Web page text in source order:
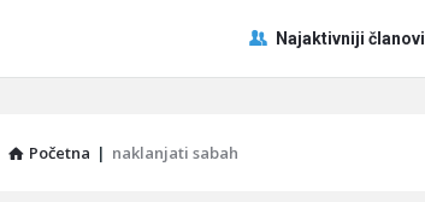
Pitaj
Učene
Najaktivniji članovi
Početna | naklanjati sabah